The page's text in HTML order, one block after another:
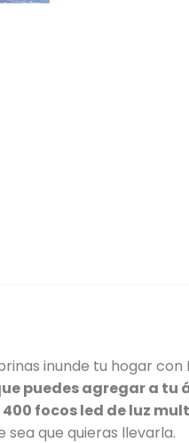
inunde tu hogar con
puedes agregar a tu
focos led de luz
sea que quieras llevarla.